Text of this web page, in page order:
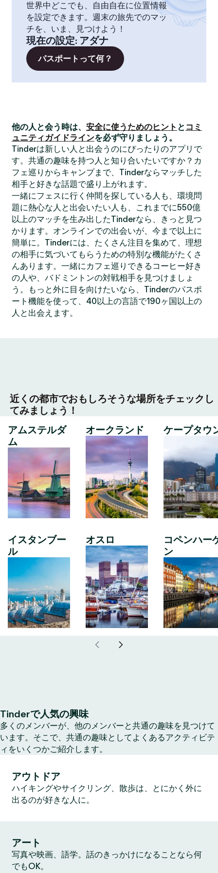
世界中どこでも、自由自在に位置情報
を設定できます。週末の旅先でのマッ
チを、いま、見つけよう！
現在の設定: アダナ
パスポートって何？
他の人と会う時は、 安全に使うためのヒント と コミ
ュニティガイドラインを必ず守りましょう。
Tinderは新しい人と出会うのにぴったりのアプリで
す。共通の趣味を持つ人と知り合いたいですか？カ
フェ巡りからキャンプまで、Tinderならマッチした
相手と好きな話題で盛り上がれます。
一緒にフェスに行く仲間を探している人も、環境問
題に熱心な人と出会いたい人も、これまでに550億
以上のマッチを生み出したTinderなら、きっと見つ
かります。オンラインでの出会いが、今まで以上に
簡単に。Tinderには、たくさん注目を集めて、理想
の相手に気づいてもらうための特別な機能がたくさ
んあります。一緒にカフェ巡りできるコーヒー好き
の人や、バドミントンの対戦相手を見つけましょ
う。もっと外に目を向けたいなら、Tinderのパスポ
ート機能を使って、40以上の言語で190ヶ国以上の
人と出会えます。
近くの都市でおもしろそうな場所をチェックし
てみましょう！
アムステルダ
ム
イスタンブー
ル
オークランド
オスロ
ケープタウ
コペンハー
ン
Tinderで人気の興味
多くのメンバーが、他のメンバーと共通の趣味を見つけて
います。そこで、共通の趣味としてよくあるアクティビテ
ィをいくつかご紹介します。
アウトドア
ハイキングやサイクリング、散歩は、とにかく外に
出るのが好きな人に。
アート
写真や映画、語学。話のきっかけになることなら何
でもOK。